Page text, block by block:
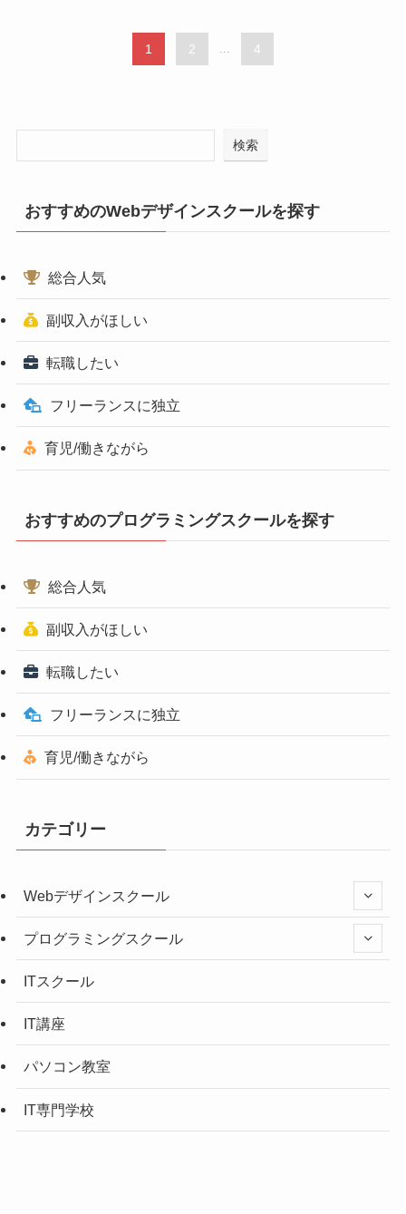
1 2 ... 4
検索
おすすめのWebデザインスクールを探す
総合人気
副収入がほしい
転職したい
フリーランスに独立
育児/働きながら
おすすめのプログラミングスクールを探す
総合人気
副収入がほしい
転職したい
フリーランスに独立
育児/働きながら
カテゴリー
Webデザインスクール
プログラミングスクール
ITスクール
IT講座
パソコン教室
IT専門学校